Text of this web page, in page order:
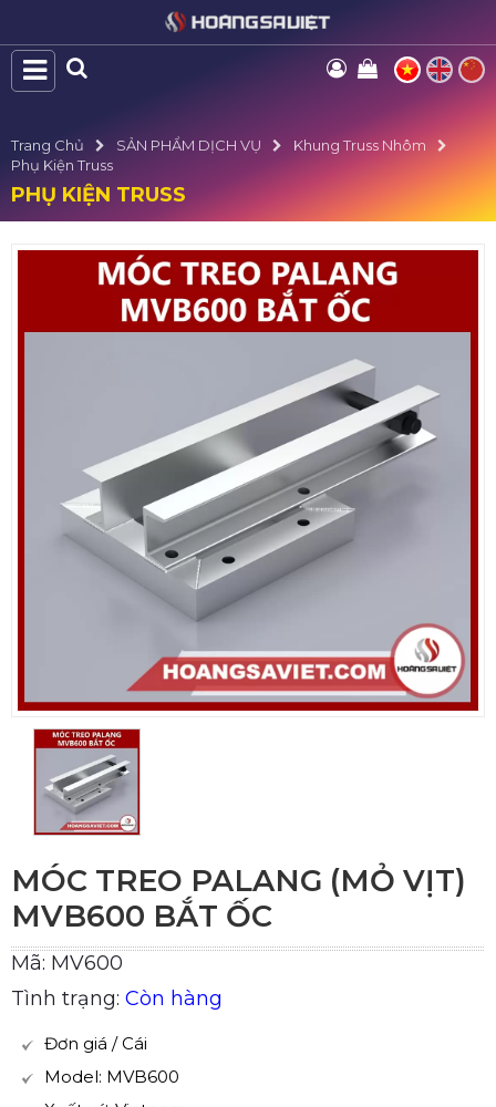
Trang Chủ SẢN PHẨM DỊCH VỤ
Khung Truss Nhôm
Phụ Kiện Truss
PHỤ KIỆN TRUSS
MÓC TREO PALANG (MỎ VỊT)
MVB600 BẮT ỐC
Mã: MV600
Tình trạng: Còn hàng
Đơn giá / Cái
Model: MVB600